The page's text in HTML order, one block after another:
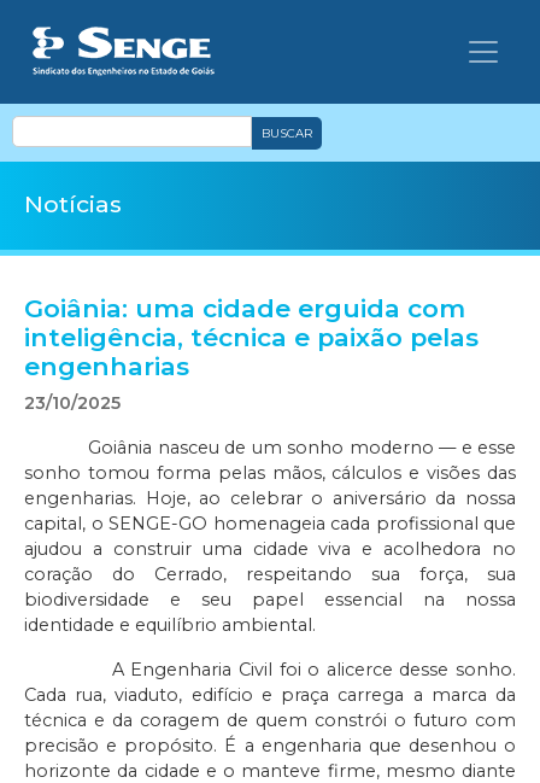
BUSCAR
Notícias
Goiânia: uma cidade erguida com
inteligência, técnica e paixão pelas
engenharias
23/10/2025
Goiânia nasceu de um sonho moderno — e esse
sonho tomou forma pelas mãos, cálculos e visões das
engenharias. Hoje, ao celebrar o aniversário da nossa
capital, o SENGE-GO homenageia cada profissional que
ajudou a construir uma cidade viva e acolhedora no
coração do Cerrado, respeitando sua força, sua
biodiversidade e seu papel essencial na nossa
identidade e equilíbrio ambiental.
A Engenharia Civil foi o alicerce desse sonho.
Cada rua, viaduto, edifício e praça carrega a marca da
técnica e da coragem de quem constrói o futuro com
precisão e propósito. É a engenharia que desenhou o
horizonte da cidade e o manteve firme, mesmo diante